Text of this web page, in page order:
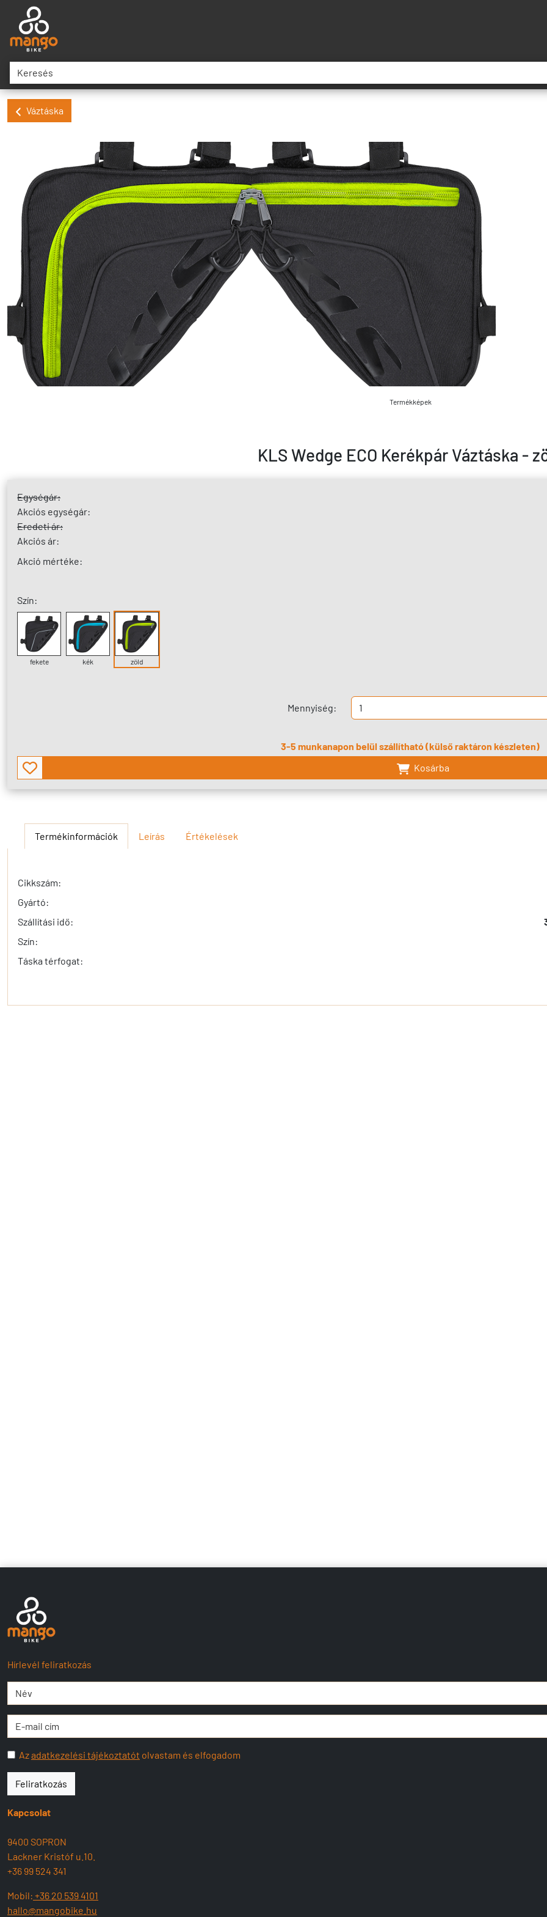
Váztáska
Termékképek
KLS Wedge ECO Kerékpár Váztáska -
Egységár:
Akciós egységár:
Eredeti ár:
Akciós ár:
Akció mértéke:
Szín:
fekete kék zöld
Mennyiség:
3-5 munkanapon belül szállítható (külső raktáron készleten)
Kosárba
Termékinformációk Leírás Értékelések
Cikkszám:
Gyártó:
Szállítási idő:
Szín:
Táska térfogat:
Hírlevél feliratkozás
Azadatkezelési tájékoztatót olvastam és elfogadom
Feliratkozás
Kapcsolat
9400 SOPRON
Lackner Kristóf u.10.
+36 99 524 341
Mobil: +36 20 539 4101
hallo@mangobike.hu